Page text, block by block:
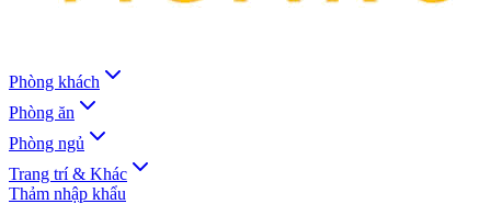
Phòng khách
Phòng ăn
Phòng ngủ
Trang trí & Khác
Thảm nhập khẩu